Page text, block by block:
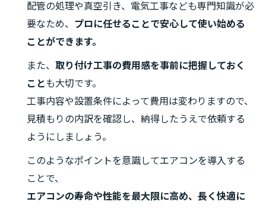
配管の処理や真空引き、電気工事なども専門知識が必
要なため、 プロに任せることで安心して使い始める
ことができます。
また、 取り付け工事の費用感を事前に把握しておく
ことも大切です。
工事内容や設置条件によって費用は変わりますので、
見積もりの内訳を確認し、納得したうえで依頼する
ようにしましょう。
このようなポイントを意識してエアコンを導入する
ことで、
エアコンの寿命や性能を最大限に高め、長く快適に